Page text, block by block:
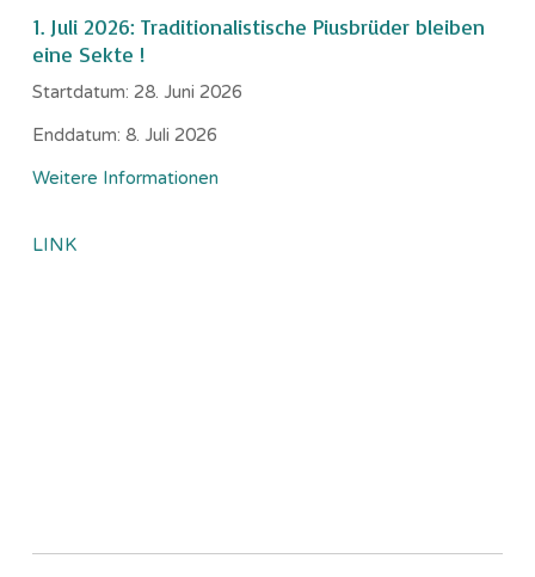
1. Juli 2026: Traditionalistische Piusbrüder bleiben
eine Sekte !
Startdatum: 28. Juni 2026
Enddatum: 8. Juli 2026
Weitere Informationen
LINK